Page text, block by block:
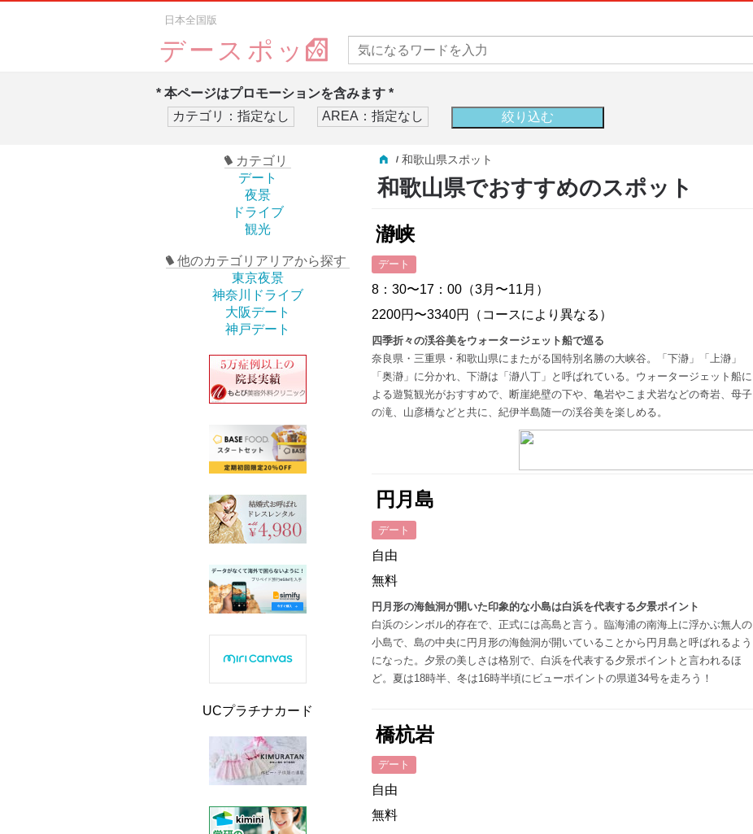
日本全国版
デースポッ
* 本ページはプロモーションを含みます *
カテゴリ
デート
夜景
ドライブ
観光
他のカテゴリアリアから探す
東京夜景
神奈川ドライブ
大阪デート
神戸デート
UCプラチナカード
和歌山県スポット
和歌山県でおすすめのスポット
瀞峡
デート
8：30〜17：00（3月〜11月）
2200円〜3340円（コースにより異なる）
四季折々の渓谷美をウォータージェット船で巡る
奈良県・三重県・和歌山県にまたがる国特別名勝の大峡谷。「下瀞」「上瀞」
「奥瀞」に分かれ、下瀞は「瀞八丁」と呼ばれている。ウォータージェット船に
よる遊覧観光がおすすめで、断崖絶壁の下や、亀岩やこま犬岩などの奇岩、母子
の滝、山彦橋などと共に、紀伊半島随一の渓谷美を楽しめる。
円月島
デート
自由
無料
円月形の海蝕洞が開いた印象的な小島は白浜を代表する夕景ポイント
白浜のシンボル的存在で、正式には高島と言う。臨海浦の南海上に浮かぶ無人の
小島で、島の中央に円月形の海蝕洞が開いていることから円月島と呼ばれるよう
になった。夕景の美しさは格別で、白浜を代表する夕景ポイントと言われるほ
ど。夏は18時半、冬は16時半頃にビューポイントの県道34号を走ろう！
橋杭岩
デート
自由
無料